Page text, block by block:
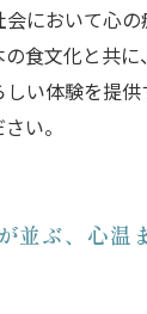
において心
食文化と共
い体験を提
い。
並ぶ、心温